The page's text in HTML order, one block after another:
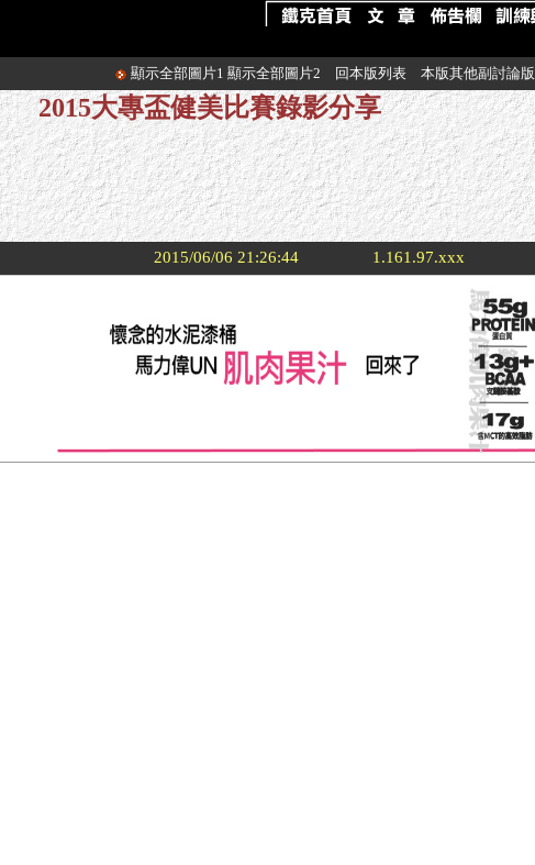
顯示全部圖片1 顯示全部圖片2 回本版列表 本版其他副討論版
2015大專盃健美比賽錄影分享
2015/06/06 21:26:44 1.161.97.xxx